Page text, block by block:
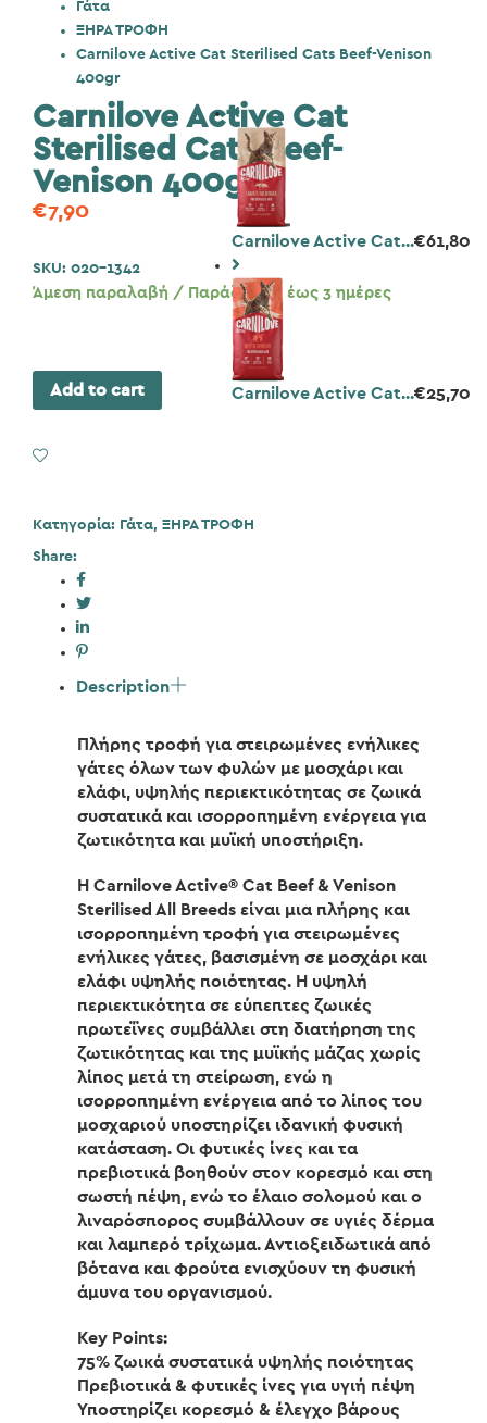
Γάτα
ΞΗΡΑ ΤΡΟΦΗ
Carnilove Active Cat Sterilised Cats Beef-Venison
400gr
Carnilove Active Cat...€61,80
Carnilove Active Cat...€25,70
Carnilove Active Cat
Sterilised Cats Beef-
Venison 400gr
€7,90
SKU: 020-1342
Άμεση παραλαβή / Παράδοση 1 έως 3 ημέρες
Add to cart
Κατηγορία: Γάτα, ΞΗΡΑ ΤΡΟΦΗ
Share:
Description
Πλήρης τροφή για στειρωμένες ενήλικες
γάτες όλων των φυλών με μοσχάρι και
ελάφι, υψηλής περιεκτικότητας σε ζωικά
συστατικά και ισορροπημένη ενέργεια για
ζωτικότητα και μυϊκή υποστήριξη.
Η Carnilove Active® Cat Beef & Venison
Sterilised All Breeds είναι μια πλήρης και
ισορροπημένη τροφή για στειρωμένες
ενήλικες γάτες, βασισμένη σε μοσχάρι και
ελάφι υψηλής ποιότητας. Η υψηλή
περιεκτικότητα σε εύπεπτες ζωικές
πρωτεΐνες συμβάλλει στη διατήρηση της
ζωτικότητας και της μυϊκής μάζας χωρίς
λίπος μετά τη στείρωση, ενώ η
ισορροπημένη ενέργεια από το λίπος του
μοσχαριού υποστηρίζει ιδανική φυσική
κατάσταση. Οι φυτικές ίνες και τα
πρεβιοτικά βοηθούν στον κορεσμό και στη
σωστή πέψη, ενώ το έλαιο σολομού και ο
λιναρόσπορος συμβάλλουν σε υγιές δέρμα
και λαμπερό τρίχωμα. Αντιοξειδωτικά από
βότανα και φρούτα ενισχύουν τη φυσική
άμυνα του οργανισμού.
Key Points:
75% ζωικά συστατικά υψηλής ποιότητας
Πρεβιοτικά & φυτικές ίνες για υγιή πέψη
Υποστηρίζει κορεσμό & έλεγχο βάρους